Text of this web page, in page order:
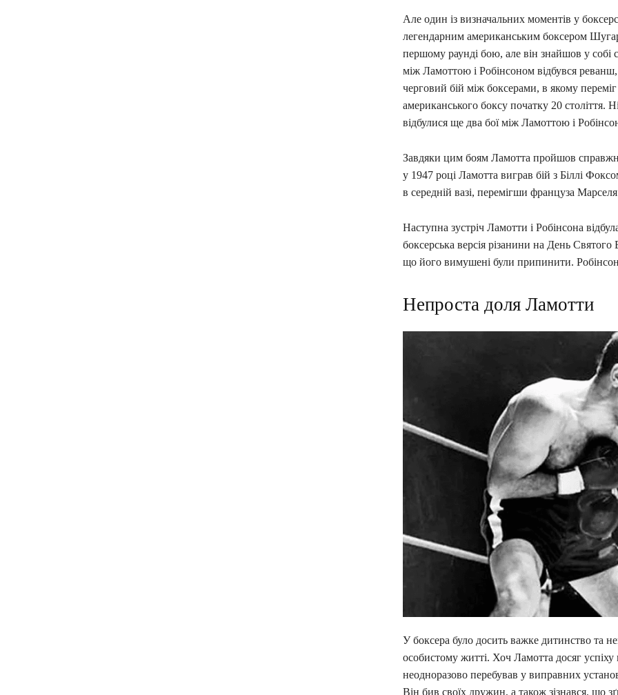
Але один із визначальних моментів у
легендарним американським боксером
першому раунді бою, але він знайшов у
між Ламоттою і Робінсоном відбувся
черговий бій між боксерами, в якому
американського боксу початку 20 століття.
відбулися ще два бої між Ламоттою і
Завдяки цим боям Ламотта пройшов
у 1947 році Ламотта виграв бій з Біллі
в середній вазі, перемігши француза
Наступна зустріч Ламотти і Робінсона
боксерська версія різанини на День
що його вимушені були припинити. Робінсон
Непроста доля Ламотти
У боксера було досить важке дитинство та
особистому житті. Хоч Ламотта досяг
неодноразово перебував у виправних
Він бив своїх дружин, а також зізнався, що